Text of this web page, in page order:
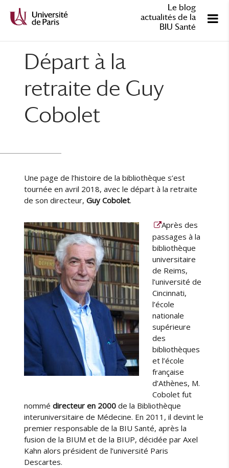
Le blog
actualités de la
BIU Santé
Départ à la
retraite de Guy
Cobolet
Une page de l’histoire de la bibliothèque s’est
tournée en avril 2018, avec le départ à la retraite
de son directeur,Guy Cobolet.
Après des
passages à la
bibliothèque
universitaire
de Reims,
l’université de
Cincinnati,
l’école
nationale
supérieure
des
bibliothèques
et l’école
française
d’Athènes, M.
Cobolet fut
nommédirecteur en 2000 de la Bibliothèque
interuniversitaire de Médecine. En 2011, il devint le
premier responsable de la BIU Santé, après la
fusion de la BIUM et de la BIUP, décidée par Axel
Kahn alors président de l’université Paris
Descartes.